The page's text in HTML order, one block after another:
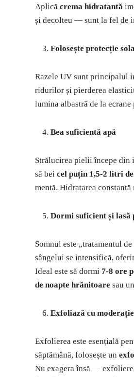
Aplică crema hidratantă
și decolteu — sunt la fel de
Folosește protecție
Razele UV sunt principalul
ridurilor și pierderea
lumina albastră de la ecrane
Bea suficientă apă
Strălucirea pielii începe din
să bei cel puțin 1,5-2 litri
mentă. Hidratarea
Dormi suficient și lasă
Somnul este „tratamentul
sângelui se intensifică,
Ideal este să dormi 7-8 ore
de noapte hrănitoare sau un
Exfoliază cu moderație
Exfolierea este esențială
săptămână, folosește un
Nu exagera însă —